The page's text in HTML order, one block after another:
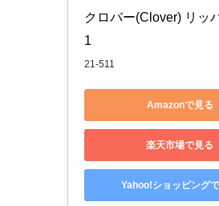
クロバー(Clover) リッ
1
21-511
Amazonで見る
楽天市場で見る
Yahoo!ショッピング